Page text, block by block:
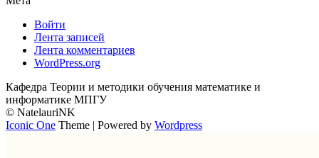
Войти
Лента записей
Лента комментариев
WordPress.org
Кафедра Теории и методики обучения математике и
информатике МПГУ
© NatelauriNK
Iconic One Theme | Powered by Wordpress